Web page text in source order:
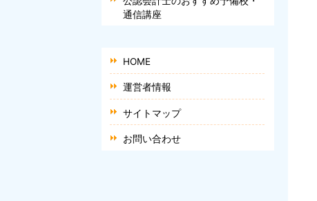
通信講座
HOME
運営者情報
サイトマップ
お問い合わせ